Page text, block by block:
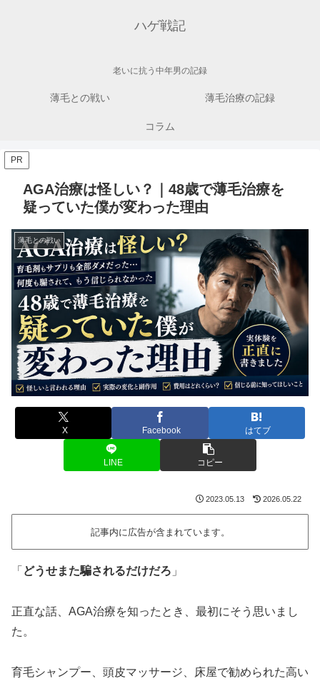
ハゲ戦記
老いに抗う中年男の記録
薄毛との戦い 薄毛治療の記録
コラム
PR
AGA治療は怪しい？｜48歳で薄毛治療を
疑っていた僕が変わった理由
薄毛との戦い
X Facebook はてブ
LINE コピー
2023.05.13 2026.05.22
記事内に広告が含まれています。
「 どうせまた騙されるだけだろ 」
正直な話、AGA治療を知ったとき、最初にそう思いまし
た。
育毛シャンプー、頭皮マッサージ、床屋で勧められた高い